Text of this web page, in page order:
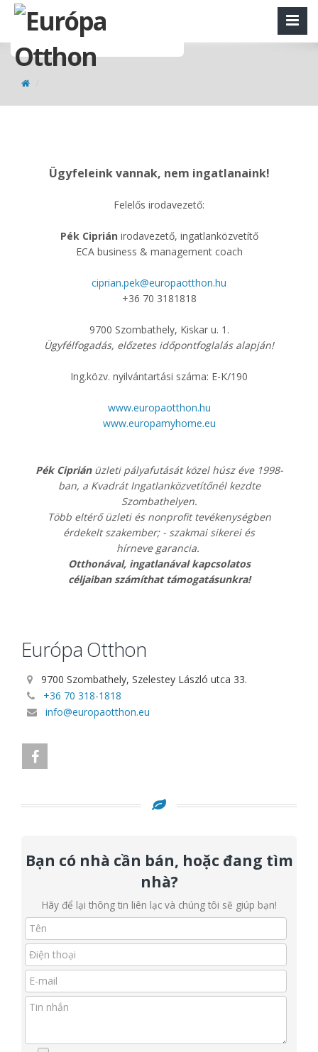
Ügyfeleink vannak, nem ingatlanaink!
Felelős irodavezető:
Pék Ciprián irodavezető, ingatlanközvetítő
ECA business & management coach
ciprian.pek@europaotthon.hu
+36 70 3181818
9700 Szombathely, Kiskar u. 1.
Ügyfélfogadás, előzetes időpontfoglalás alapján!
Ing.közv. nyilvántartási száma: E-K/190
www.europaotthon.hu
www.europamyhome.eu
Pék Cipriánüzleti pályafutását közel húsz éve 1998-
ban, a Kvadrát Ingatlanközvetítőnél kezdte
Szombathelyen.
Több eltérő üzleti és nonprofit tevékenységben
érdekelt szakember; - szakmai sikerei és
hírneve garancia. ​
​Otthonával, ingatlanával kapcsolatos
céljaiban számíthat támogatásunkra!
Európa Otthon
9700 Szombathely, Szelestey László utca 33.
+36 70 318-1818
info@europaotthon.eu
Bạn có nhà cần bán, hoặc đang tìm
nhà?
Hãy để lại thông tin liên lạc và chúng tôi sẽ giúp bạn!